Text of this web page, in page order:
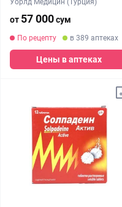
Уорлд Медицин (Турция)
от 57 000сум
По рецепту в 389 аптеках
Цены в аптеках